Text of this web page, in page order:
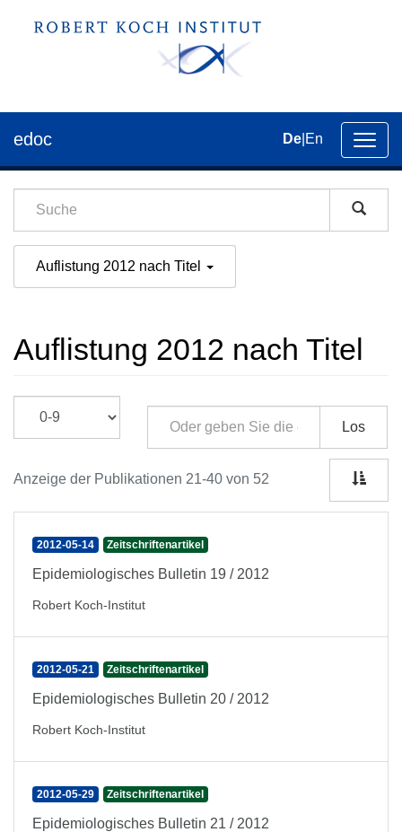
der
edoc De En
Auflistung 2012 nach Titel
Auflistung 2012 nach Titel
Los
Anzeige der Publikationen 21-40 von 52
2012-05-14 Zeitschriftenartikel
Epidemiologisches Bulletin 19 / 2012
Robert Koch-Institut
2012-05-21 Zeitschriftenartikel
Epidemiologisches Bulletin 20 / 2012
Robert Koch-Institut
2012-05-29 Zeitschriftenartikel
Epidemiologisches Bulletin 21 / 2012